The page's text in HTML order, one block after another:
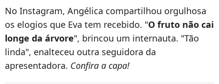
No Instagram, Angélica compartilhou orgulhosa
os elogios que Eva tem recebido. "O fruto não cai
longe da árvore", brincou um internauta. "Tão
linda", enalteceu outra seguidora da
apresentadora. Confira a capa!